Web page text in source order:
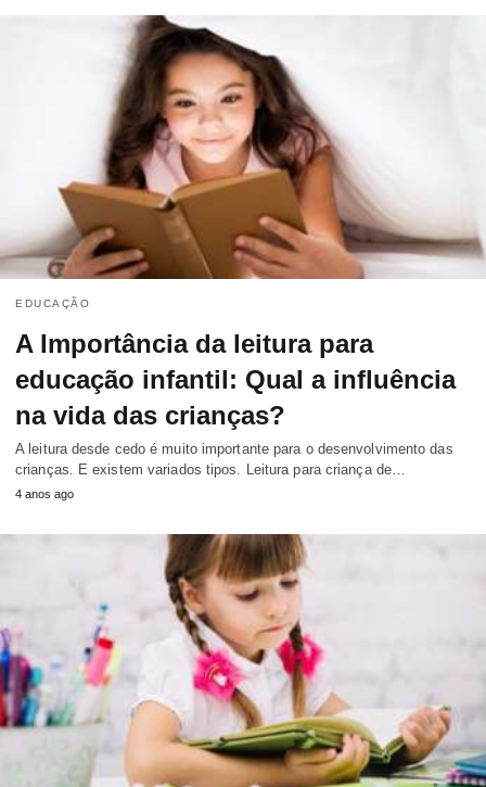
EDUCAÇÃO
A Importância da leitura para
educação infantil: Qual a influência
na vida das crianças?
A leitura desde cedo é muito importante para o desenvolvimento das
crianças. E existem variados tipos. Leitura para criança de…
4 anos ago